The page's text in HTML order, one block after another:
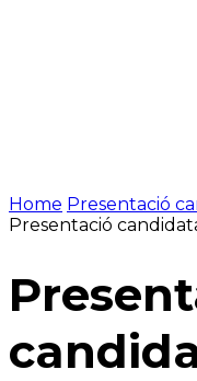
Home Presentació
Presentació